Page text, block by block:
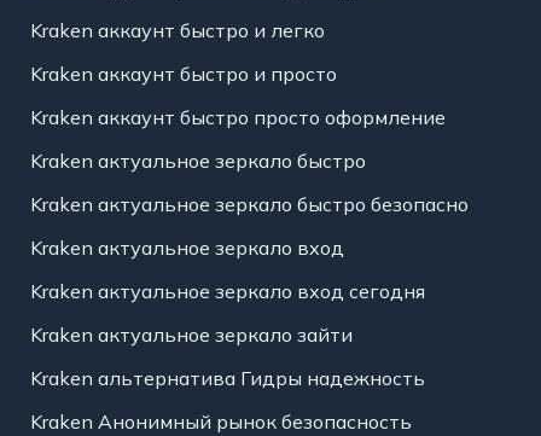
Kraken аккаунт быстро и легко
Kraken аккаунт быстро и просто
Kraken аккаунт быстро просто оформление
Kraken актуальное зеркало быстро
Kraken актуальное зеркало быстро безопасно
Kraken актуальное зеркало вход
Kraken актуальное зеркало вход сегодня
Kraken актуальное зеркало зайти
Kraken альтернатива Гидры надежность
Kraken Анонимный рынок безопасность